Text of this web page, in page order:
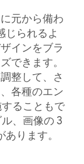
元から備わ
じられるよ
インをブラ
できます。
整して、さ
各種のエン
ることもで
、画像の 3
ります。